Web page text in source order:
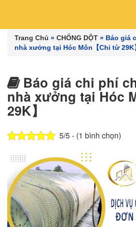
Trang Chủ » CHỐNG DỘT » Báo giá
nhà xưởng tại Hóc Môn【Chỉ từ 29K
Báo giá chi phí
nhà xưởng tại Hóc
29K】
5/5 - (1 bình chọn)